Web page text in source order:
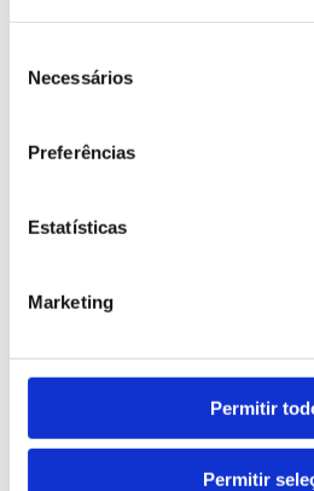
Necessários
Preferências
Estatísticas
Marketing
Permitir
Permitir
Categories
» Industrial Installation and
» Plastic and Rubber Industry
» Pulp, Paper and